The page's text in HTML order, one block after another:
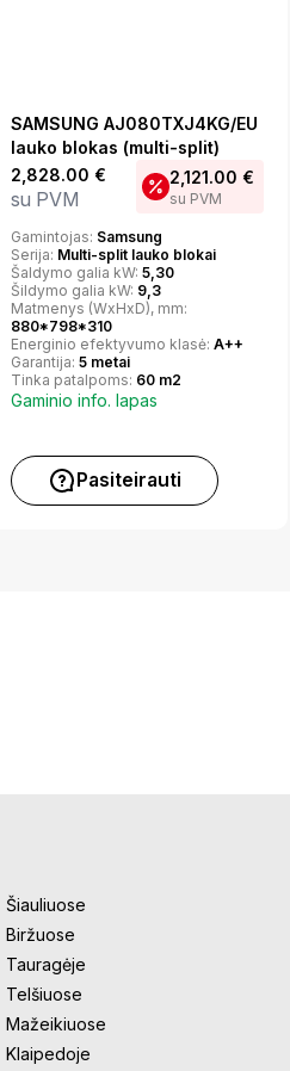
SAMSUNG AJ080TXJ4KG/EU
lauko blokas (multi-split)
2,828.00 €
su PVM
2,121.00 €
su PVM
Gamintojas: Samsung
Serija: Multi-split lauko blokai
Šaldymo galia kW: 5,30
Šildymo galia kW: 9,3
Matmenys (WxHxD), mm:
880*798*310
Energinio efektyvumo klasė: A++
Garantija: 5 metai
Tinka patalpoms: 60 m2
Gaminio info. lapas
Pasiteirauti
Šiauliuose
Biržuose
Tauragėje
Telšiuose
Mažeikiuose
Klaipedoje